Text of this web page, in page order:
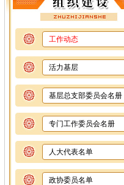
工作动态
活力基层
基层总支部委员会名册
专门工作委员会名册
人大代表名单
政协委员名单